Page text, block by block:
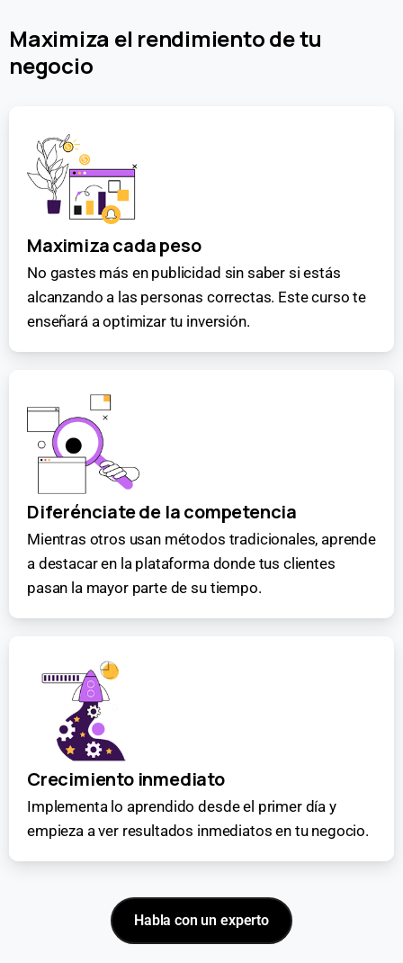
Maximiza el rendimiento de tu
negocio
Maximiza cada peso
No gastes más en publicidad sin saber si estás
alcanzando a las personas correctas. Este curso te
enseñará a optimizar tu inversión.
Diferénciate de la competencia
Mientras otros usan métodos tradicionales, aprende
a destacar en la plataforma donde tus clientes
pasan la mayor parte de su tiempo.
Crecimiento inmediato
Implementa lo aprendido desde el primer día y
empieza a ver resultados inmediatos en tu negocio.
Habla con un experto